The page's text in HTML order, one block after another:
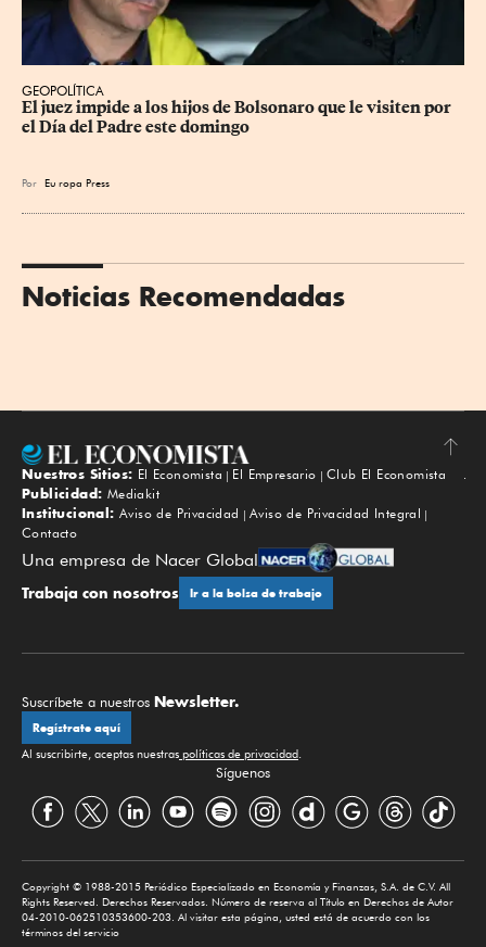
GEOPOLÍTICA
El juez impide a los hijos de Bolsonaro que le visiten por
el Día del Padre este domingo
Por Eu ropa Press
Noticias Recomendadas
Subir
Nuestros Sitios: El Economista El Empresario
Club El Economista
Publicidad: Mediakit
Institucional: Aviso de Privacidad
Aviso de Privacidad Integral
Contacto
Una empresa de Nacer Global
Trabaja con nosotros Ir a la bolsa de trabajo
Suscríbete a nuestros Newsletter.
Regístrate aquí
Al suscribirte, aceptas nuestras políticas de privacidad.
Síguenos
Copyright © 1988-2015 Periódico Especializado en Economía y Finanzas, S.A. de C.V. All
Rights Reserved. Derechos Reservados. Número de reserva al Título en Derechos de Autor
04-2010-062510353600-203. Al visitar esta página, usted está de acuerdo con los
términos del servicio